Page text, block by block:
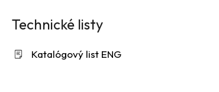
Technické listy
Katalógový list ENG